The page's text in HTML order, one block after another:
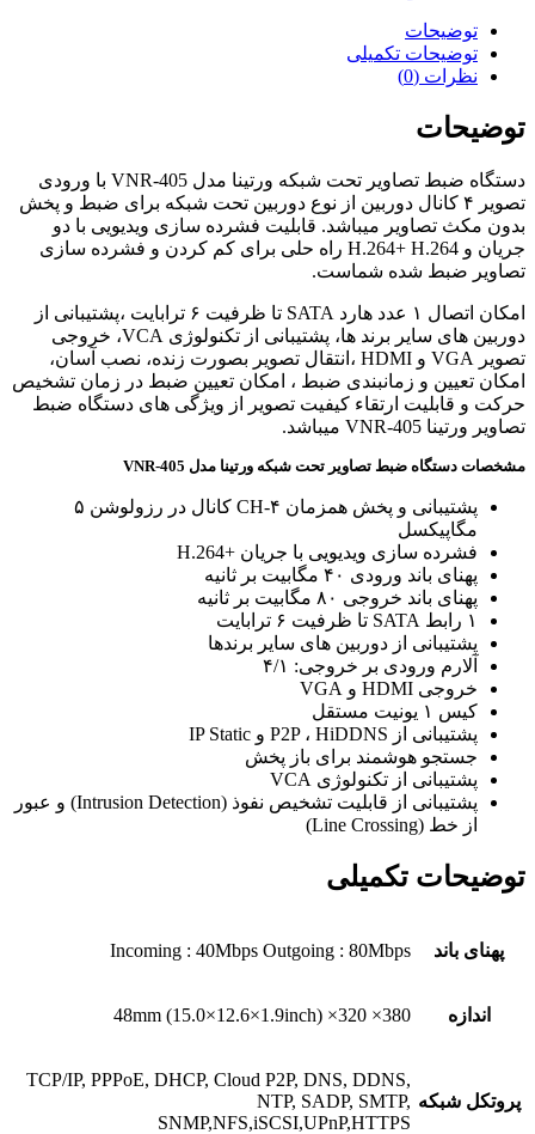
توضیحات
توضیحات تکمیلی
نظرات (0)
توضیحات
دستگاه ضبط تصاویر تحت شبکه ورتینا مدل VNR-405 با ورودی
تصویر ۴ کانال دوربین از نوع دوربین تحت شبکه برای ضبط و پخش
بدون مکث تصاویر میباشد. قابلیت فشرده سازی ویدیویی با دو
جریان و H.264+ H.264 راه حلی برای کم کردن و فشرده سازی
تصاویر ضبط شده شماست.
امکان اتصال ۱ عدد هارد SATA تا ظرفیت ۶ ترابایت ،پشتیبانی از
دوربین های سایر برند ها، پشتیبانی از تکنولوژی VCA، خروجی
تصویر VGA و HDMI ،انتقال تصویر بصورت زنده، نصب آسان،
امکان تعیین و زمانبندی ضبط ، امکان تعیین ضبط در زمان تشخیص
حرکت و قابلیت ارتقاء کیفیت تصویر از ویژگی های دستگاه ضبط
تصاویر ورتینا VNR-405 میباشد.
مشخصات دستگاه ضبط تصاویر تحت شبکه ورتینا مدل VNR-405
پشتیبانی و پخش همزمان ۴-CH کانال در رزولوشن ۵
مگاپیکسل
فشرده سازی ویدیویی با جریان +H.264
پهنای باند ورودی ۴۰ مگابیت بر ثانیه
پهنای باند خروجی ۸۰ مگابیت بر ثانیه
۱ رابط SATA تا ظرفیت ۶ ترابایت
پشتیبانی از دوربین های سایر برندها
آلارم ورودی بر خروجی: ۴/۱
خروجی HDMI و VGA
کیس ۱ یونیت مستقل
پشتیبانی از P2P ، HiDDNS و IP Static
جستجو هوشمند برای باز پخش
پشتیبانی از تکنولوژی VCA
پشتیبانی از قابلیت تشخیص نفوذ (Intrusion Detection) و عبور
از خط (Line Crossing)
توضیحات تکمیلی
پهنای باند Incoming : 40Mbps Outgoing : 80Mbps
اندازه 380× 320× 48mm (15.0×12.6×1.9inch)
پروتکل شبکه
TCP/IP, PPPoE, DHCP, Cloud P2P, DNS, DDNS,
NTP, SADP, SMTP,
SNMP,NFS,iSCSI,UPnP,HTTPS